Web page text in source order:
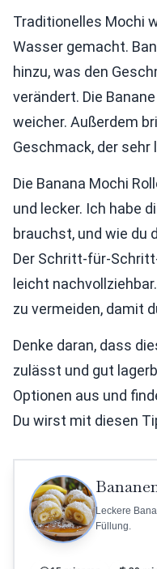
Traditionelles Mochi
Wasser gemacht.
hinzu, was den
verändert. Die
weicher. Außerdem
Geschmack, der sehr
Die Banana Mochi
und lecker. Ich habe
brauchst, und wie du
Der Schritt-für-
leicht
zu vermeiden, damit
Denke daran, dass
zulässt und gut
Optionen aus und
Du wirst mit diesen
Leckere
Füllung.